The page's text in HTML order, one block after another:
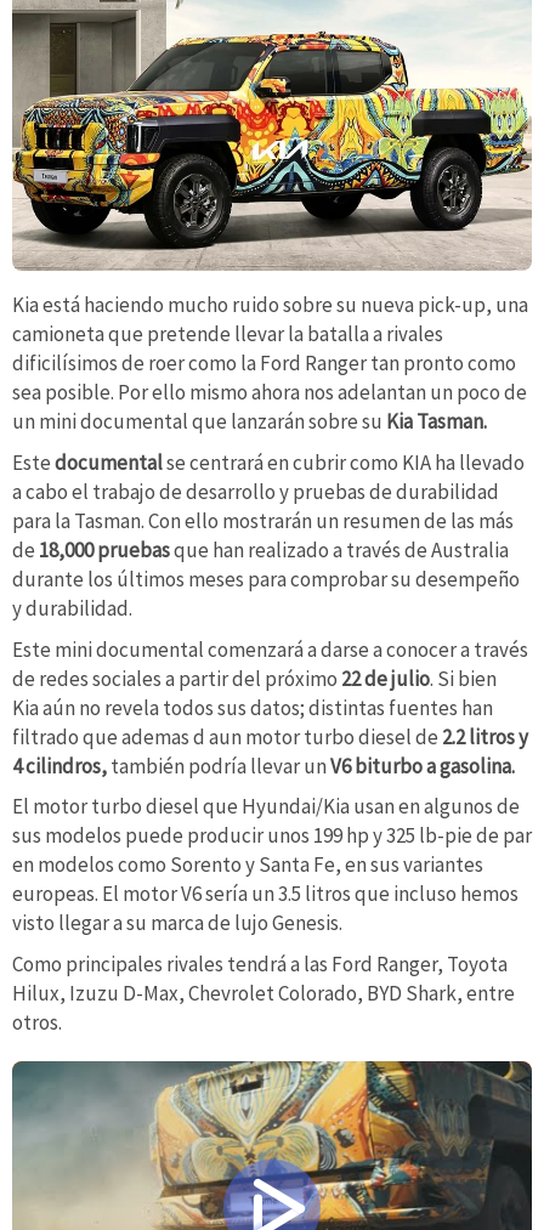
Kia está haciendo mucho ruido sobre su nueva pick-up, una
camioneta que pretende llevar la batalla a rivales
dificilísimos de roer como la Ford Ranger tan pronto como
sea posible. Por ello mismo ahora nos adelantan un poco de
un mini documental que lanzarán sobre su Kia Tasman.
Estedocumentalse centrará en cubrir como KIA ha llevado
a cabo el trabajo de desarrollo y pruebas de durabilidad
para la Tasman. Con ello mostrarán un resumen de las más
de 18,000 pruebasque han realizado a través de Australia
durante los últimos meses para comprobar su desempeño
y durabilidad.
Este mini documental comenzará a darse a conocer a través
de redes sociales a partir del próximo 22 de julio. Si bien
Kia aún no revela todos sus datos; distintas fuentes han
filtrado que ademas d aun motor turbo diesel de 2.2 litros y
4 cilindros,también podría llevar unV6 biturbo a gasolina.
El motor turbo diesel que Hyundai/Kia usan en algunos de
sus modelos puede producir unos 199 hp y 325 lb-pie de par
en modelos como Sorento y Santa Fe, en sus variantes
europeas. El motor V6 sería un 3.5 litros que incluso hemos
visto llegar a su marca de lujo Genesis.
Como principales rivales tendrá a las Ford Ranger, Toyota
Hilux, Izuzu D-Max, Chevrolet Colorado, BYD Shark, entre
otros.